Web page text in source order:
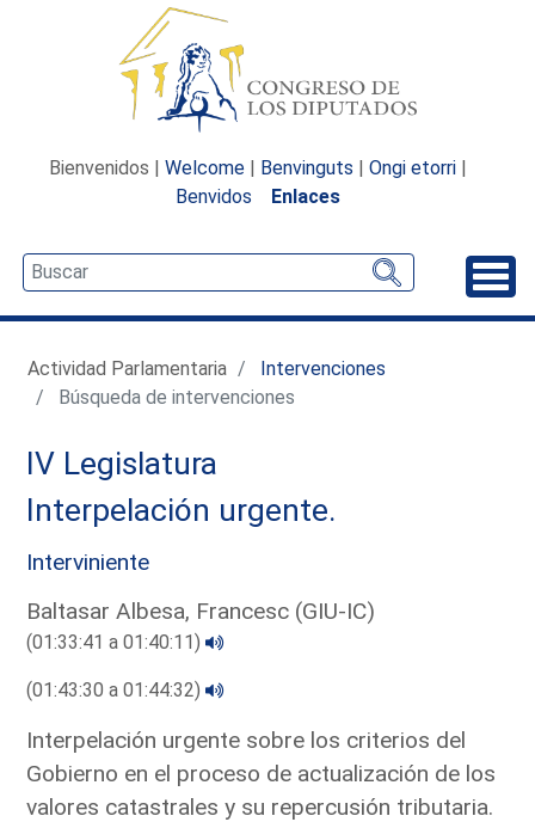
Bienvenidos | Welcome | Benvinguts | Ongi etorri |
Benvidos
Enlaces
Actividad Parlamentaria
Intervenciones
Búsqueda de intervenciones
IV Legislatura
Interpelación urgente.
Interviniente
Baltasar Albesa, Francesc (GIU-IC)
(01:33:41 a 01:40:11)
(01:43:30 a 01:44:32)
Interpelación urgente sobre los criterios del
Gobierno en el proceso de actualización de los
valores catastrales y su repercusión tributaria.